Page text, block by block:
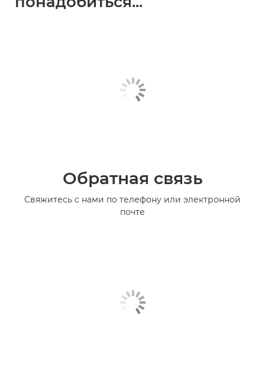
Обратная связь
Свяжитесь с нами по телефону или электронной
почте